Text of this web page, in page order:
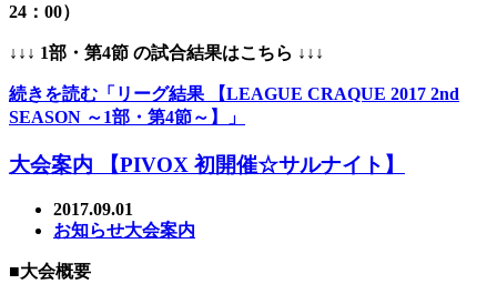
24：00）
↓↓↓ 1部・第4節 の試合結果はこちら ↓↓↓
続きを読む「リーグ結果 【LEAGUE CRAQUE 2017 2nd
SEASON ～1部・第4節～】」
大会案内 【PIVOX 初開催☆サルナイト】
2017.09.01
お知らせ大会案内
■大会概要